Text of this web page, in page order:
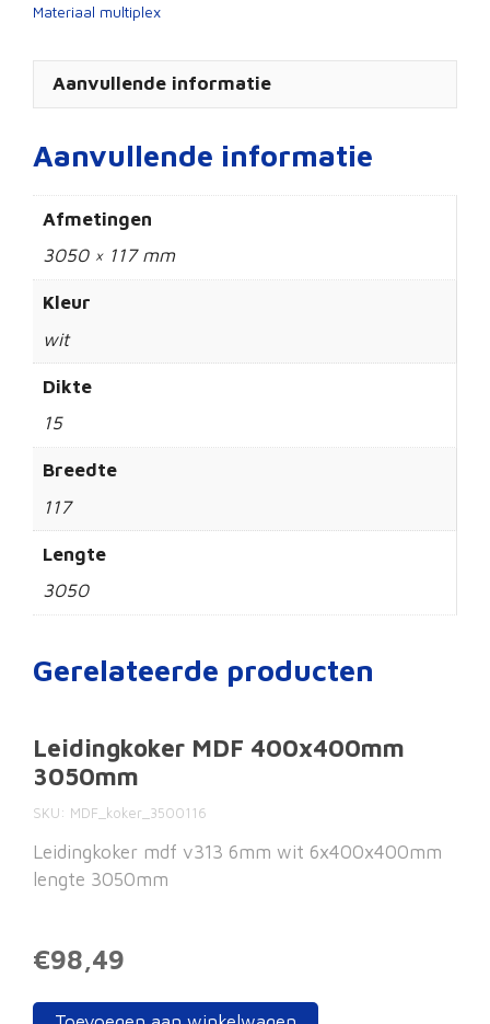
Materiaal multiplex
Aanvullende informatie
Aanvullende informatie
Afmetingen
3050 × 117 mm
Kleur
wit
Dikte
15
Breedte
117
Lengte
3050
Gerelateerde producten
Leidingkoker MDF 400x400mm
3050mm
SKU MDF_koker_3500116
Leidingkoker mdf v313 6mm wit 6x400x400mm
lengte 3050mm
€98,49